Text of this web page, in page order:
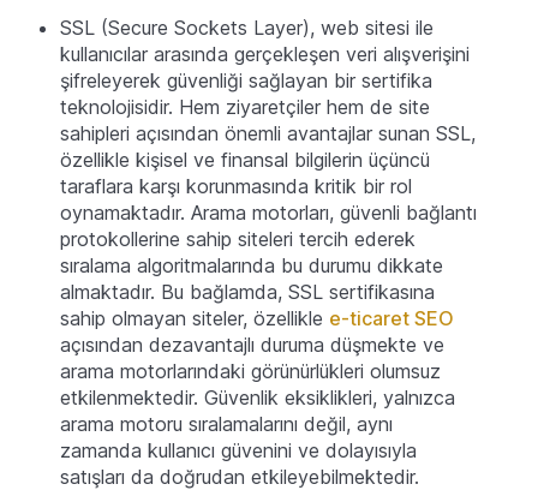
SSL (Secure Sockets Layer), web sitesi ile
kullanıcılar arasında gerçekleşen veri alışverişini
şifreleyerek güvenliği sağlayan bir sertifika
teknolojisidir. Hem ziyaretçiler hem de site
sahipleri açısından önemli avantajlar sunan SSL,
özellikle kişisel ve finansal bilgilerin üçüncü
taraflara karşı korunmasında kritik bir rol
oynamaktadır. Arama motorları, güvenli bağlantı
protokollerine sahip siteleri tercih ederek
sıralama algoritmalarında bu durumu dikkate
almaktadır. Bu bağlamda, SSL sertifikasına
sahip olmayan siteler, özellikle e-ticaret SEO
açısından dezavantajlı duruma düşmekte ve
arama motorlarındaki görünürlükleri olumsuz
etkilenmektedir. Güvenlik eksiklikleri, yalnızca
arama motoru sıralamalarını değil, aynı
zamanda kullanıcı güvenini ve dolayısıyla
satışları da doğrudan etkileyebilmektedir.